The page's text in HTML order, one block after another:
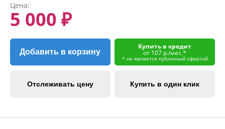
Цена:
5 000 ₽
Добавить в корзину
Купить в кредит
от 107 р./мес.*
* не является публичной офертой
Отслеживать цену Купить в один клик